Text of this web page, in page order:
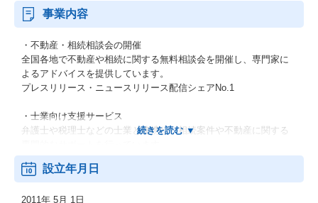
事業内容
・不動産・相続相談会の開催
全国各地で不動産や相続に関する無料相談会を開催し、専門家に
よるアドバイスを提供しています。
プレスリリース・ニュースリリース配信シェアNo.1
・士業向け支援サービス
弁護士や税理士などの士業と連携し、相続案件や不動産に関する
設立年月日
2011年 5月 1日